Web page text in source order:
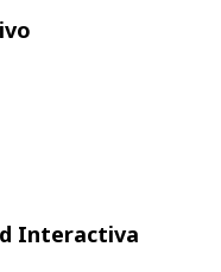
Interactiva